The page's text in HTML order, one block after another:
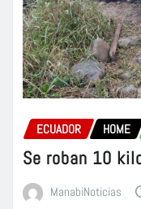
ECUADOR HOME
Se roban 10
ManabiNoticias